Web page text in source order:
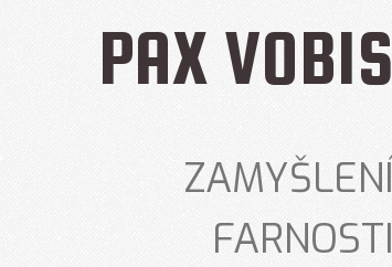
PAX VOBIS
ZAMYŠLENÍ
FARNOSTI